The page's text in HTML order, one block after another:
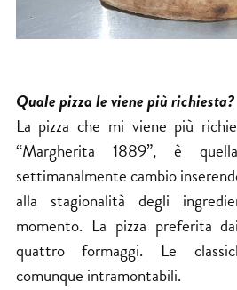
Quale pizza le viene più richiesta?
La pizza che mi viene più
“Margherita 1889”, è
settimanalmente cambio
alla stagionalità degli
momento. La pizza preferita
quattro formaggi. Le
comunque intramontabili.